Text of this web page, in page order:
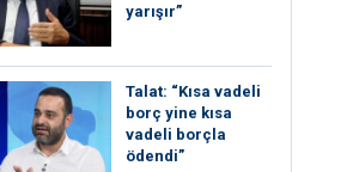
yarışır”
Talat: “Kısa vadeli
borç yine kısa
vadeli borçla
ödendi”